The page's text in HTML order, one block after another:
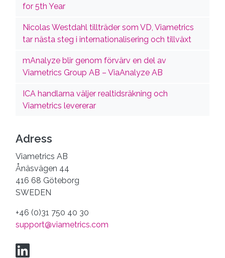
for 5th Year
Nicolas Westdahl tillträder som VD, Viametrics
tar nästa steg i internationalisering och tillväxt
mAnalyze blir genom förvärv en del av
Viametrics Group AB – ViaAnalyze AB
ICA handlarna väljer realtidsräkning och
Viametrics levererar
Adress
Viametrics AB
Ånäsvägen 44
416 68 Göteborg
SWEDEN
+46 (0)31 750 40 30
support@viametrics.com